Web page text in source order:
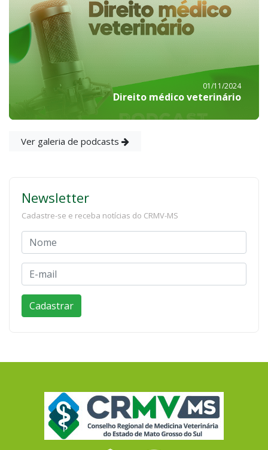
01/11/2024
Direito médico veterinário
Ver galeria de podcasts
Newsletter
Cadastre-se e receba notícias do CRMV-MS